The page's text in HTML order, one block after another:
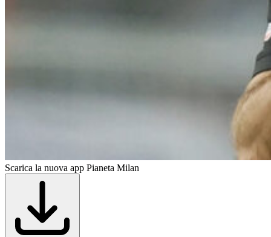
Scarica la nuova app Pianeta Milan